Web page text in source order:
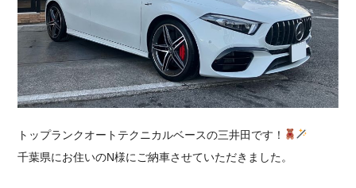
採用情報
トップランクオートテクニカルベースの三井田です！
千葉県にお住いのN様にご納車させていただきました。